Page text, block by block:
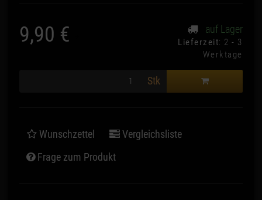
9,90 € auf Lager
Lieferzeit: 2 - 3
Werktage
Stk
Wunschzettel
Vergleichsliste
Frage zum Produkt